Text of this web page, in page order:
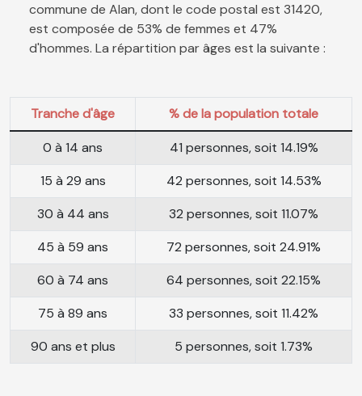
commune de Alan, dont le code postal est 31420,
est composée de 53% de femmes et 47%
d'hommes. La répartition par âges est la suivante :
Tranche d'âge
% de la population totale
0 à 14 ans
41 personnes, soit 14.19%
15 à 29 ans
42 personnes, soit 14.53%
30 à 44 ans
32 personnes, soit 11.07%
45 à 59 ans
72 personnes, soit 24.91%
60 à 74 ans
64 personnes, soit 22.15%
75 à 89 ans
33 personnes, soit 11.42%
90 ans et plus
5 personnes, soit 1.73%